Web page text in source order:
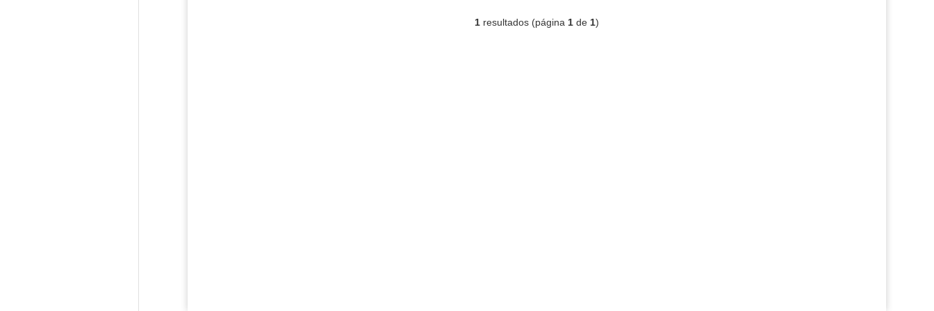
1resultados (página 1de 1)